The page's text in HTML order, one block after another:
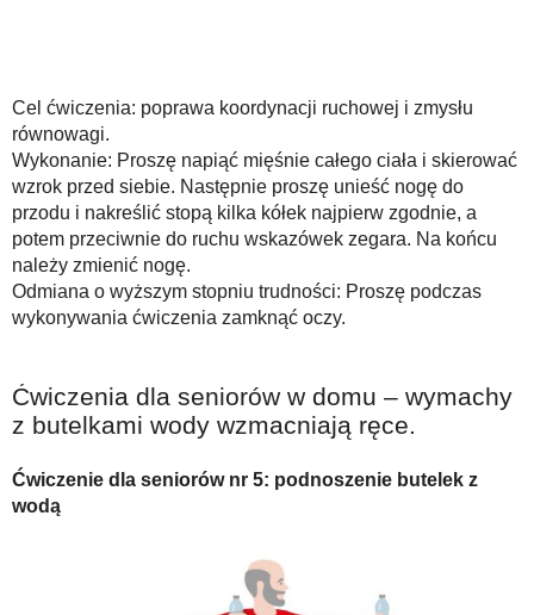
Cel ćwiczenia: poprawa koordynacji ruchowej i zmysłu
równowagi.
Wykonanie: Proszę napiąć mięśnie całego ciała i skierować
wzrok przed siebie. Następnie proszę unieść nogę do
przodu i nakreślić stopą kilka kółek najpierw zgodnie, a
potem przeciwnie do ruchu wskazówek zegara. Na końcu
należy zmienić nogę.
Odmiana o wyższym stopniu trudności: Proszę podczas
wykonywania ćwiczenia zamknąć oczy.
Ćwiczenia dla seniorów w domu – wymachy
z butelkami wody wzmacniają ręce.
Ćwiczenie dla seniorów nr 5: podnoszenie butelek z
wodą